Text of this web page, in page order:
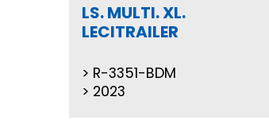
LS. MULTI. XL.
LECITRAILER
R-3351-BDM
2023